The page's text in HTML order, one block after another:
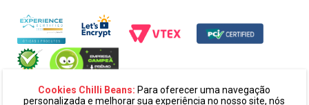
Cookies Chilli Beans: Para oferecer uma navegação
personalizada e melhorar sua experiência no nosso site, nós